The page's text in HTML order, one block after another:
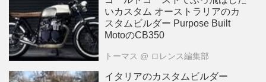
いカスタム オーストラリアのカ
スタムビルダー Purpose Built
MotoのCB350
トーマス @ ロレンス編集部
イタリアのカスタムビルダー